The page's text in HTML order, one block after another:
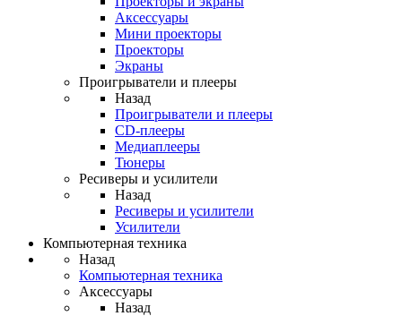
Аксессуары
Мини проекторы
Проекторы
Экраны
Проигрыватели и плееры
Назад
Проигрыватели и плееры
CD-плееры
Медиаплееры
Тюнеры
Ресиверы и усилители
Назад
Ресиверы и усилители
Усилители
Компьютерная техника
Назад
Компьютерная техника
Аксессуары
Назад